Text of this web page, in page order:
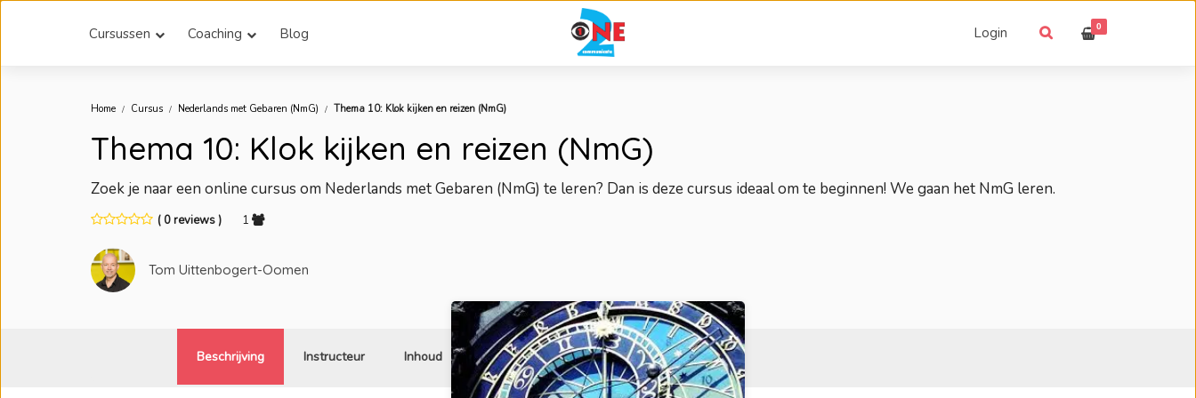
Cursussen Coaching Blog Login 0
Home Cursus Nederlands met Gebaren (NmG) Thema 10: Klok kijken en reizen (NmG)
Thema 10: Klok kijken en reizen (NmG)
Zoek je naar een online cursus om Nederlands met Gebaren (NmG) te leren? Dan is deze cursus ideaal om te beginnen! We gaan het NmG leren.
( 0 reviews ) 1
Tom Uittenbogert-Oomen
Beschrijving Instructeur Inhoud Reviews Gerelateerd